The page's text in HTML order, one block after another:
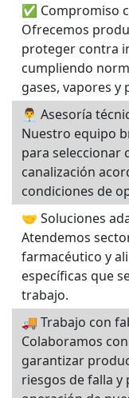
✅ Compromiso
Ofrecemos
proteger contra
cumpliendo
gases, vapores y
👨‍💼 Asesoría
Nuestro equipo
para seleccionar
canalización
condiciones de
🤝 Soluciones
Atendemos
farmacéutico y
específicas que
trabajo.
🚚 Trabajo con
Colaboramos
garantizar
riesgos de falla